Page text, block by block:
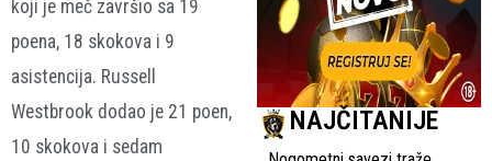
koji je meč završio sa 19
poena, 18 skokova i 9
asistencija. Russell
Westbrook dodao je 21 poen,
10 skokova i sedam
NAJČITANIJE